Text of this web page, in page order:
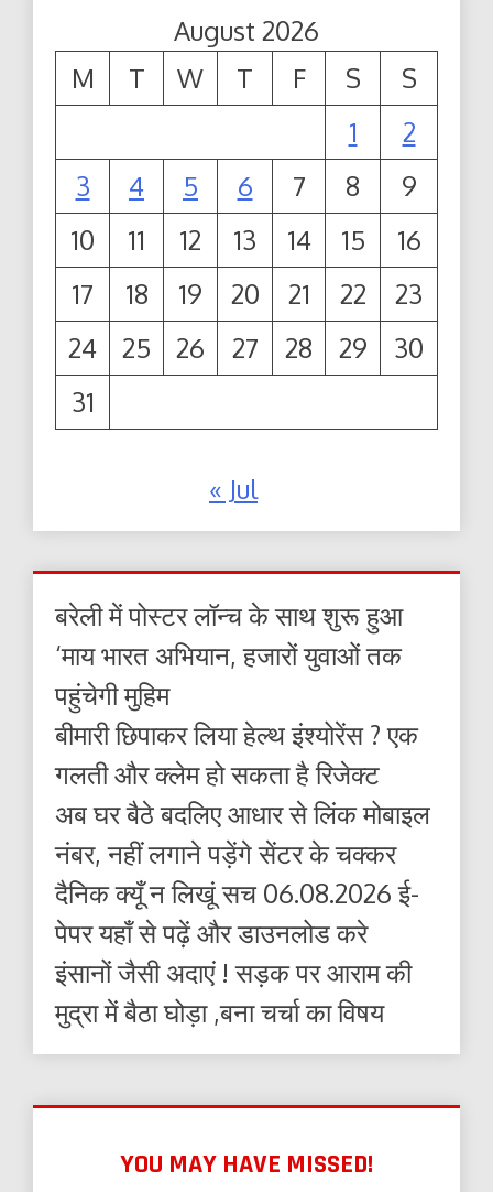
August 2026
M
T W T F S
S
1
2
3
4 5 6 7 8
9
10
11 12 13 14 15
16
17
18 19 20 21 22
23
24
25 26 27 28 29
30
31
« Jul
बरेली में पोस्टर लॉन्च के साथ शुरू हुआ
‘माय भारत अभियान, हजारों युवाओं तक
पहुंचेगी मुहिम
बीमारी छिपाकर लिया हेल्थ इंश्योरेंस ? एक
गलती और क्लेम हो सकता है रिजेक्ट
अब घर बैठे बदलिए आधार से लिंक मोबाइल
नंबर, नहीं लगाने पड़ेंगे सेंटर के चक्कर
दैनिक क्यूँ न लिखूं सच 06.08.2026 ई-
पेपर यहाँ से पढ़ें और डाउनलोड करे
इंसानों जैसी अदाएं ! सड़क पर आराम की
मुद्रा में बैठा घोड़ा ,बना चर्चा का विषय
YOU MAY HAVE MISSED!